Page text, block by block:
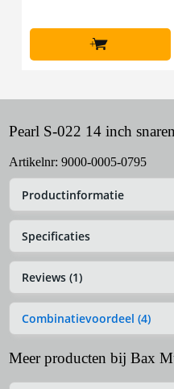
+
Pearl S-022 14 inch
Artikelnr: 9000-0005-0795
Productinformatie
Specificaties
Reviews (1)
Combinatievoordeel (4)
Meer producten bij Bax